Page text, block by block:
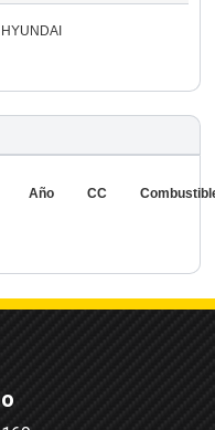
HYUNDAI
Año CC